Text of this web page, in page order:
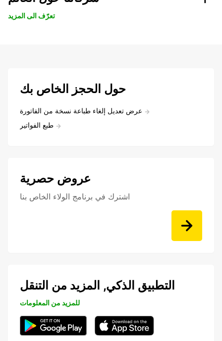
تعرّف الى المزيد
حول الحجز الخاص بك
عرض تعديل إلغاء طباعة نسخة من الفاتورة
طبع الفواتير
عروض حصرية
اشترك في برنامج الولاء الخاص بنا
التطبيق الذكي, المزيد من التنقل
للمزيد من المعلومات